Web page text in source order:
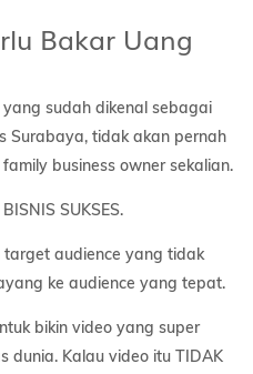
Bakar Uang
yang sudah dikenal sebagai
Surabaya, tidak akan pernah
business owner sekalian.
SUKSES.
audience yang tidak
ke audience yang tepat.
bikin video yang super
dunia. Kalau video itu TIDAK